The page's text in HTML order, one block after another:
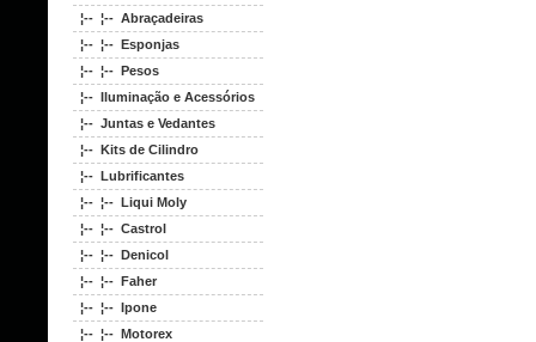
¦-- ¦-- Abraçadeiras
¦-- ¦-- Esponjas
¦-- ¦-- Pesos
¦-- Iluminação e Acessórios
¦-- Juntas e Vedantes
¦-- Kits de Cilindro
¦-- Lubrificantes
¦-- ¦-- Liqui Moly
¦-- ¦-- Castrol
¦-- ¦-- Denicol
¦-- ¦-- Faher
¦-- ¦-- Ipone
¦-- ¦-- Motorex